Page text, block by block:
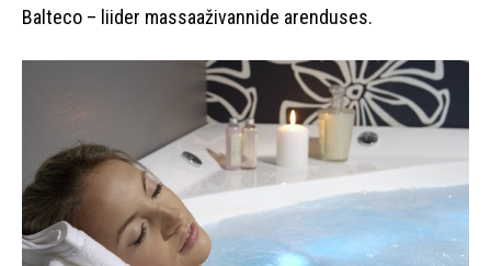
Balteco – liider massaaživannide arenduses.